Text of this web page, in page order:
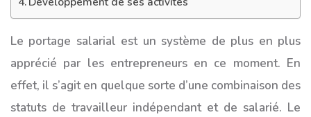
Le portage salarial est un système de plus en plus
apprécié par les entrepreneurs en ce moment. En
effet, il s’agit en quelque sorte d’une combinaison des
statuts de travailleur indépendant et de salarié. Le